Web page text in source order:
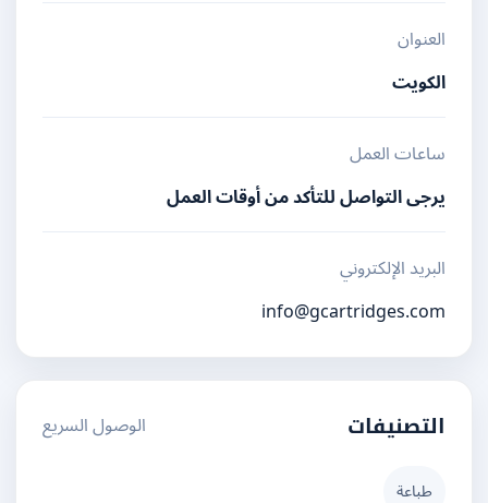
العنوان
الكويت
ساعات العمل
يرجى التواصل للتأكد من أوقات العمل
البريد الإلكتروني
info@gcartridges.com
التصنيفات الوصول السريع